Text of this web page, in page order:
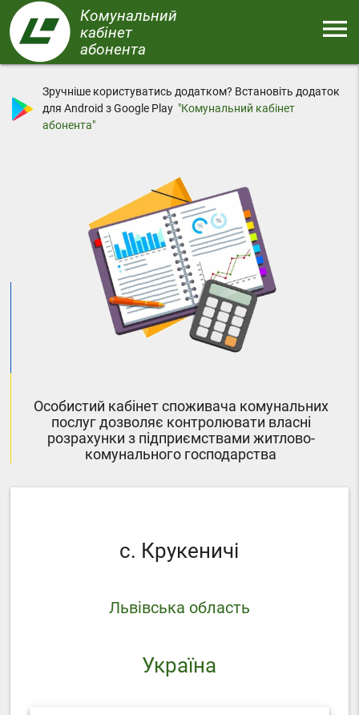
Перейти
до
основного
вмісту
Комунальний
кабінет
абонента
menu
Зручніше користуватись додатком? Встановіть додаток
для Android з Google Play "Комунальний кабінет
абонента"
Особистий кабінет споживача комунальних
послуг дозволяє контролювати власні
розрахунки з підприємствами житлово-
комунального господарства
с. Крукеничі
Львівська область
Україна